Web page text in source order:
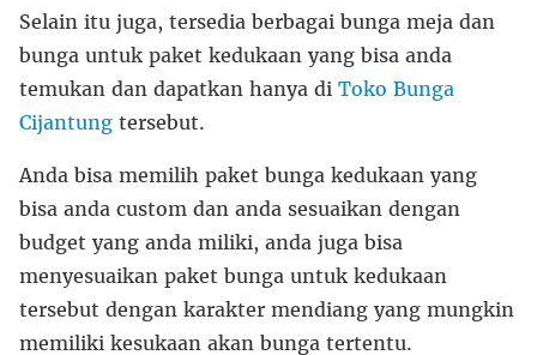
Selain itu juga, tersedia berbagai bunga meja dan
bunga untuk paket kedukaan yang bisa anda
temukan dan dapatkan hanya di Toko Bunga
Cijantung tersebut.
Anda bisa memilih paket bunga kedukaan yang
bisa anda custom dan anda sesuaikan dengan
budget yang anda miliki, anda juga bisa
menyesuaikan paket bunga untuk kedukaan
tersebut dengan karakter mendiang yang mungkin
memiliki kesukaan akan bunga tertentu.